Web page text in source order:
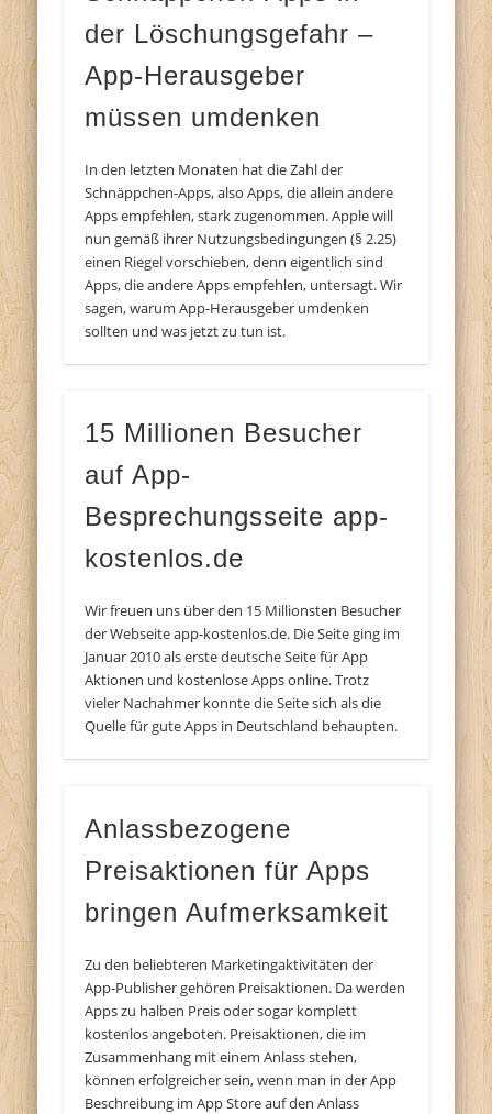
der Löschungsgefahr –
App-Herausgeber
müssen umdenken
In den letzten Monaten hat die Zahl der
Schnäppchen-Apps, also Apps, die allein andere
Apps empfehlen, stark zugenommen. Apple will
nun gemäß ihrer Nutzungsbedingungen (§ 2.25)
einen Riegel vorschieben, denn eigentlich sind
Apps, die andere Apps empfehlen, untersagt. Wir
sagen, warum App-Herausgeber umdenken
sollten und was jetzt zu tun ist.
15 Millionen Besucher
auf App-
Besprechungsseite app-
kostenlos.de
Wir freuen uns über den 15 Millionsten Besucher
der Webseite app-kostenlos.de. Die Seite ging im
Januar 2010 als erste deutsche Seite für App
Aktionen und kostenlose Apps online. Trotz
vieler Nachahmer konnte die Seite sich als die
Quelle für gute Apps in Deutschland behaupten.
Anlassbezogene
Preisaktionen für Apps
bringen Aufmerksamkeit
Zu den beliebteren Marketingaktivitäten der
App-Publisher gehören Preisaktionen. Da werden
Apps zu halben Preis oder sogar komplett
kostenlos angeboten. Preisaktionen, die im
Zusammenhang mit einem Anlass stehen,
können erfolgreicher sein, wenn man in der App
Beschreibung im App Store auf den Anlass